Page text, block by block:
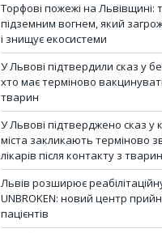
Торфові пожежі на Львівщині:
підземним вогнем, який
і знищує екосистеми
У Львові підтвердили сказ у
хто має терміново
тварин
У Львові підтверджено сказ у
міста закликають терміново
лікарів після контакту з
Львів розширює
UNBROKEN: новий центр
пацієнтів